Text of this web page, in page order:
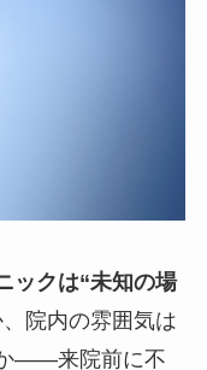
ックは“未知の場
院内の雰囲気は
――来院前に不